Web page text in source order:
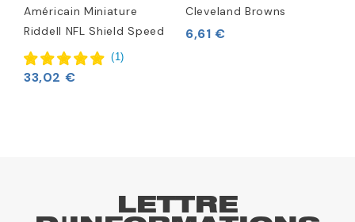
Américain Miniature
Riddell NFL Shield Speed
(1)
33,02 €
Cleveland Browns
6,61 €
LETTRE